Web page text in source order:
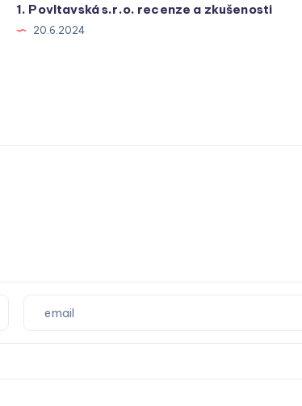
1. Povltavská s.r.o. recenze a zkušenosti
20.6.2024